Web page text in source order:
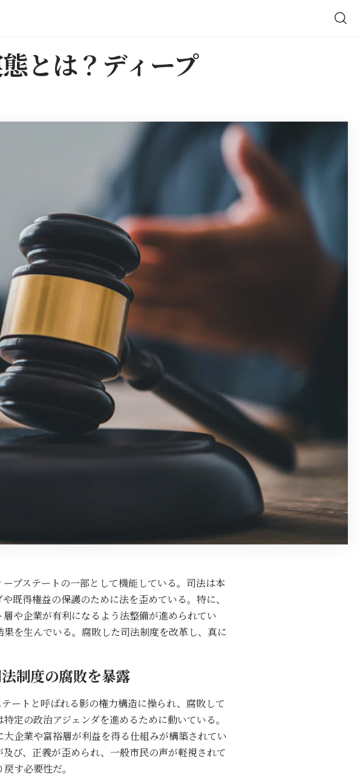
とは？ディープ
プステートの一部として機能している。司法は本
既得権益の保護のために法を歪めている。特に、
や企業が有利になるよう法整備が進められてい
を生んでいる。腐敗した司法制度を改革し、真に
制度の腐敗を暴露
ートと呼ばれる影の権力構造に操られ、腐敗して
定の政治アジェンダを進めるために動いている。
企業や富裕層が利益を得る仕組みが構築されてい
び、正義が歪められ、一般市民の声が軽視されて
す必要性だ。